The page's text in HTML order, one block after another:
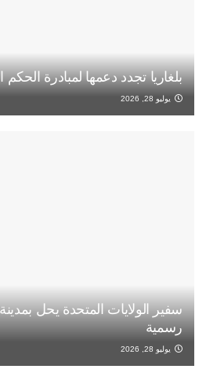
بلغاريا تجدد دعمها لمبادرة الحكم
يوليو 28, 2026
سفير الولايات المتحدة يحل
رسمية
يوليو 28, 2026